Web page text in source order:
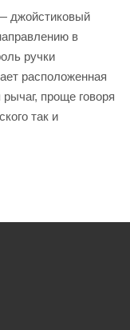
джойстиковый
в
ручки
расположенная
проще говоря
так и